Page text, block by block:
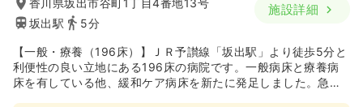
香川県坂出市谷町1丁目4番地13号
坂出駅
5分
施設詳細
【一般・療養（196床）】ＪＲ予讃線「坂出駅」より徒歩5分と
利便性の良い立地にある196床の病院です。一般病床と療養病
床を有している他、緩和ケア病床を新たに発足しました。急性